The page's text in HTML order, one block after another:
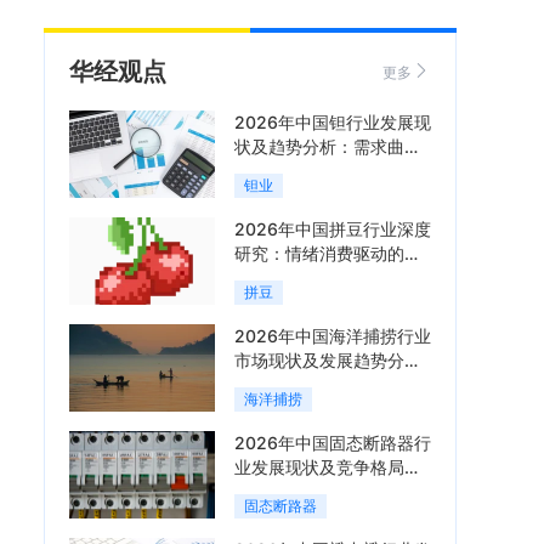
华经观点 更多
2026年中国钽行业发展现
状及趋势分析：需求曲线
陡峭与供给曲线平缓的博
弈加剧「图」
钽业
2026年中国拼豆行业深度
研究：情绪消费驱动的新
兴手工赛道「图」
拼豆
2026年中国海洋捕捞行业
市场现状及发展趋势分
析：科技赋能与智能化转
型加速「图」
海洋捕捞
2026年中国固态断路器行
业发展现状及竞争格局分
析：国际巨头领跑技术，
国内企业加速追赶「图」
固态断路器